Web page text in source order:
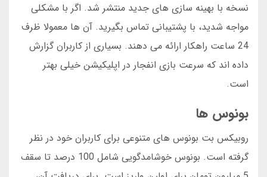
نسخه با بهینه سازی های جدید منتشر شد. اگر با مشکلی
مواجه شدید، با پشتیبانی تماس بگیرید. آن ها معمولا ظرف
24 ساعت راهکار ارائه می دهند. بسیاری از کاربران گزارش
داده اند که سرعت بازی انفجار در اپلیکیشن خیلی بهتر
است.
بونوس ها
روبیکس بت بونوس های متنوعی برای کاربران خود در نظر
گرفته است. بونوس خوشامدگویی شامل 100 درصد تا سقف